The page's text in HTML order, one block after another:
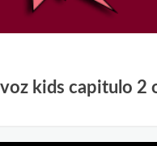
voz kids capitulo 2